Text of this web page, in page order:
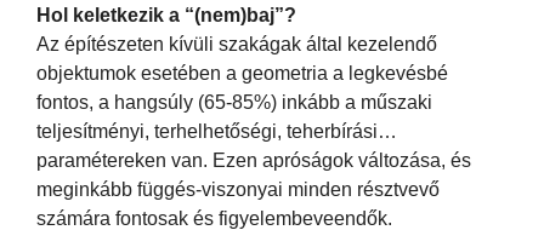
Hol keletkezik a “(nem)baj”?
Az építészeten kívüli szakágak által kezelendő
objektumok esetében a geometria a legkevésbé
fontos, a hangsúly (65-85%) inkább a műszaki
teljesítményi, terhelhetőségi, teherbírási…
paramétereken van. Ezen apróságok változása, és
meginkább függés-viszonyai minden résztvevő
számára fontosak és figyelembeveendők.